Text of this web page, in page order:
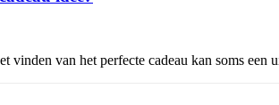
vinden van het perfecte cadeau kan soms een